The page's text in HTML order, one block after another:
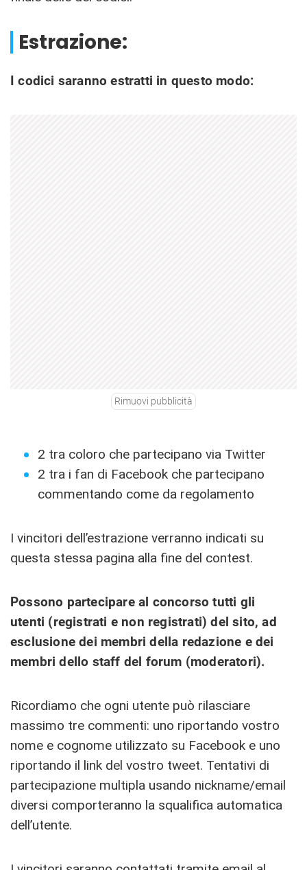
Estrazione:
I codici saranno estratti in questo modo:
Rimuovi pubblicità
2 tra coloro che partecipano via Twitter
2 tra i fan di Facebook che partecipano
commentando come da regolamento
I vincitori dell’estrazione verranno indicati su
questa stessa pagina alla fine del contest.
Possono partecipare al concorso tutti gli
utenti (registrati e non registrati) del sito, ad
esclusione dei membri della redazione e dei
membri dello staff del forum (moderatori).
Ricordiamo che ogni utente può rilasciare
massimo tre commenti: uno riportando vostro
nome e cognome utilizzato su Facebook e uno
riportando il link del vostro tweet. Tentativi di
partecipazione multipla usando nickname/email
diversi comporteranno la squalifica automatica
dell’utente.